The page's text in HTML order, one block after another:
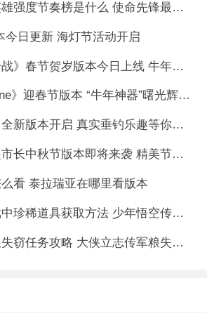
使命先锋最新英雄强度节奏榜是什么 使命先锋最新英雄强度节奏榜详解
今日更新 海灯节活动开启
《坦克世界闪击战》春节贺岁版本今日上线 牛年限定“平天者”震撼登场
《反恐精英Online》迎春节版本 “牛年神器”曙光辉翼登场
《钓鱼大对决》全新版本开启 真实垂钓乐趣等你来体验
模拟城市：我是市长中秋节版本即将来袭 精美节日建筑抢先看
看 泰拉瑞亚在哪里看版本
少年悟空传游戏中珍稀道具获取方法 少年悟空传游戏珍稀道具如何获取
大侠立志传军粮失窃任务攻略 大侠立志传军粮失窃任务如何做